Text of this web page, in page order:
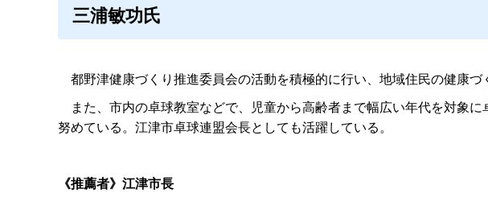
三浦敏功氏
都野津健康づくり推進委員会の活動を積極的に行い、地域住民の健康づ
また、市内の卓球教室などで、児童から高齢者まで幅広い年代を対象
努めている。江津市卓球連盟会長としても活躍している。
《推薦者》江津市長